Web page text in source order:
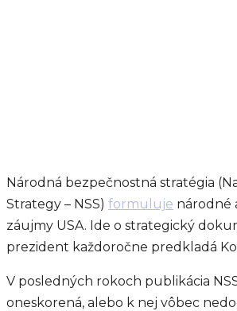
Národná bezpečnostná stratégia
Strategy – NSS) formuluje národné
záujmy USA. Ide o strategický
prezident každoročne predkladá
V posledných rokoch publikácia
oneskorená, alebo k nej vôbec